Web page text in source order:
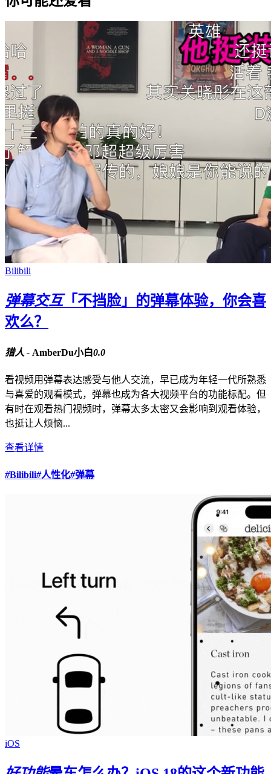
Bilibili
弹幕交互 「不挡脸」的弹幕体验，你会喜
欢么？
猎人 - AmberDu小白0.0
看视频用弹幕表达感受与他人交流，早已成为年轻一代所熟悉
与喜爱的观看模式，弹幕也成为各大视频平台的功能标配。但
有时在观看热门视频时，弹幕太多太密又会影响到观看体验，
也挺让人烦恼...
查看详情
#Bilibili#人性化#弹幕
iOS